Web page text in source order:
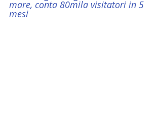
mare, conta 80mila visitatori in 5
mesi